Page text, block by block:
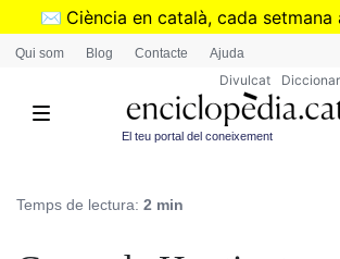
Vés
✉️ Ciència en català, cada setmana
➜Subscriu-te al butlletí de
Qui som Blog Contacte Ajuda
Divulcat
El teu portal del coneixement
Temps de lectura: 2 min